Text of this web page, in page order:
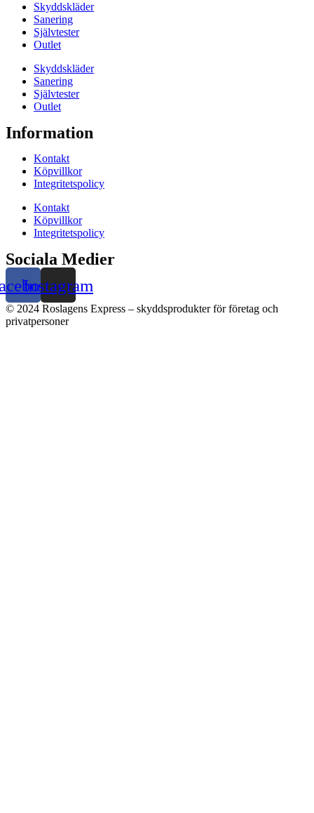
Skyddskläder
Sanering
Självtester
Outlet
Skyddskläder
Sanering
Självtester
Outlet
Information
Kontakt
Köpvillkor
Integritetspolicy
Kontakt
Köpvillkor
Integritetspolicy
Sociala Medier
Instagram
© 2024 Roslagens Express – skyddsprodukter för företag och
privatpersoner